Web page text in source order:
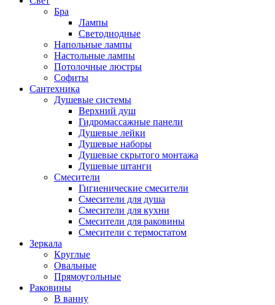
Бра
Лампы
Светодиодные
Напольные лампы
Настольные лампы
Потолочные люстры
Софиты
Сантехника
Душевые системы
Верхний душ
Гидромассажные панели
Душевые лейки
Душевые наборы
Душевые скрытого монтажа
Душевые штанги
Смесители
Гигиенические смесители
Смесители для душа
Смесители для кухни
Смесители для раковины
Смесители с термостатом
Зеркала
Круглые
Овальные
Прямоугольные
Раковины
В ванну